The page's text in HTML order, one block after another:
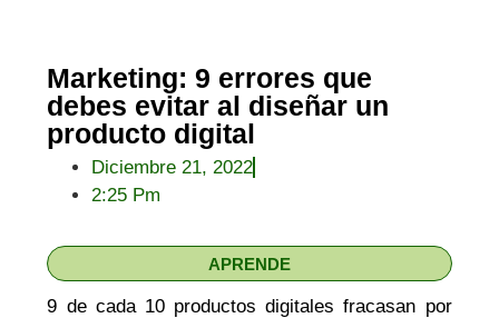
Marketing: 9 errores que
debes evitar al diseñar un
producto digital
Diciembre 21, 2022
2:25 Pm
APRENDE
9 de cada 10 productos digitales fracasan por